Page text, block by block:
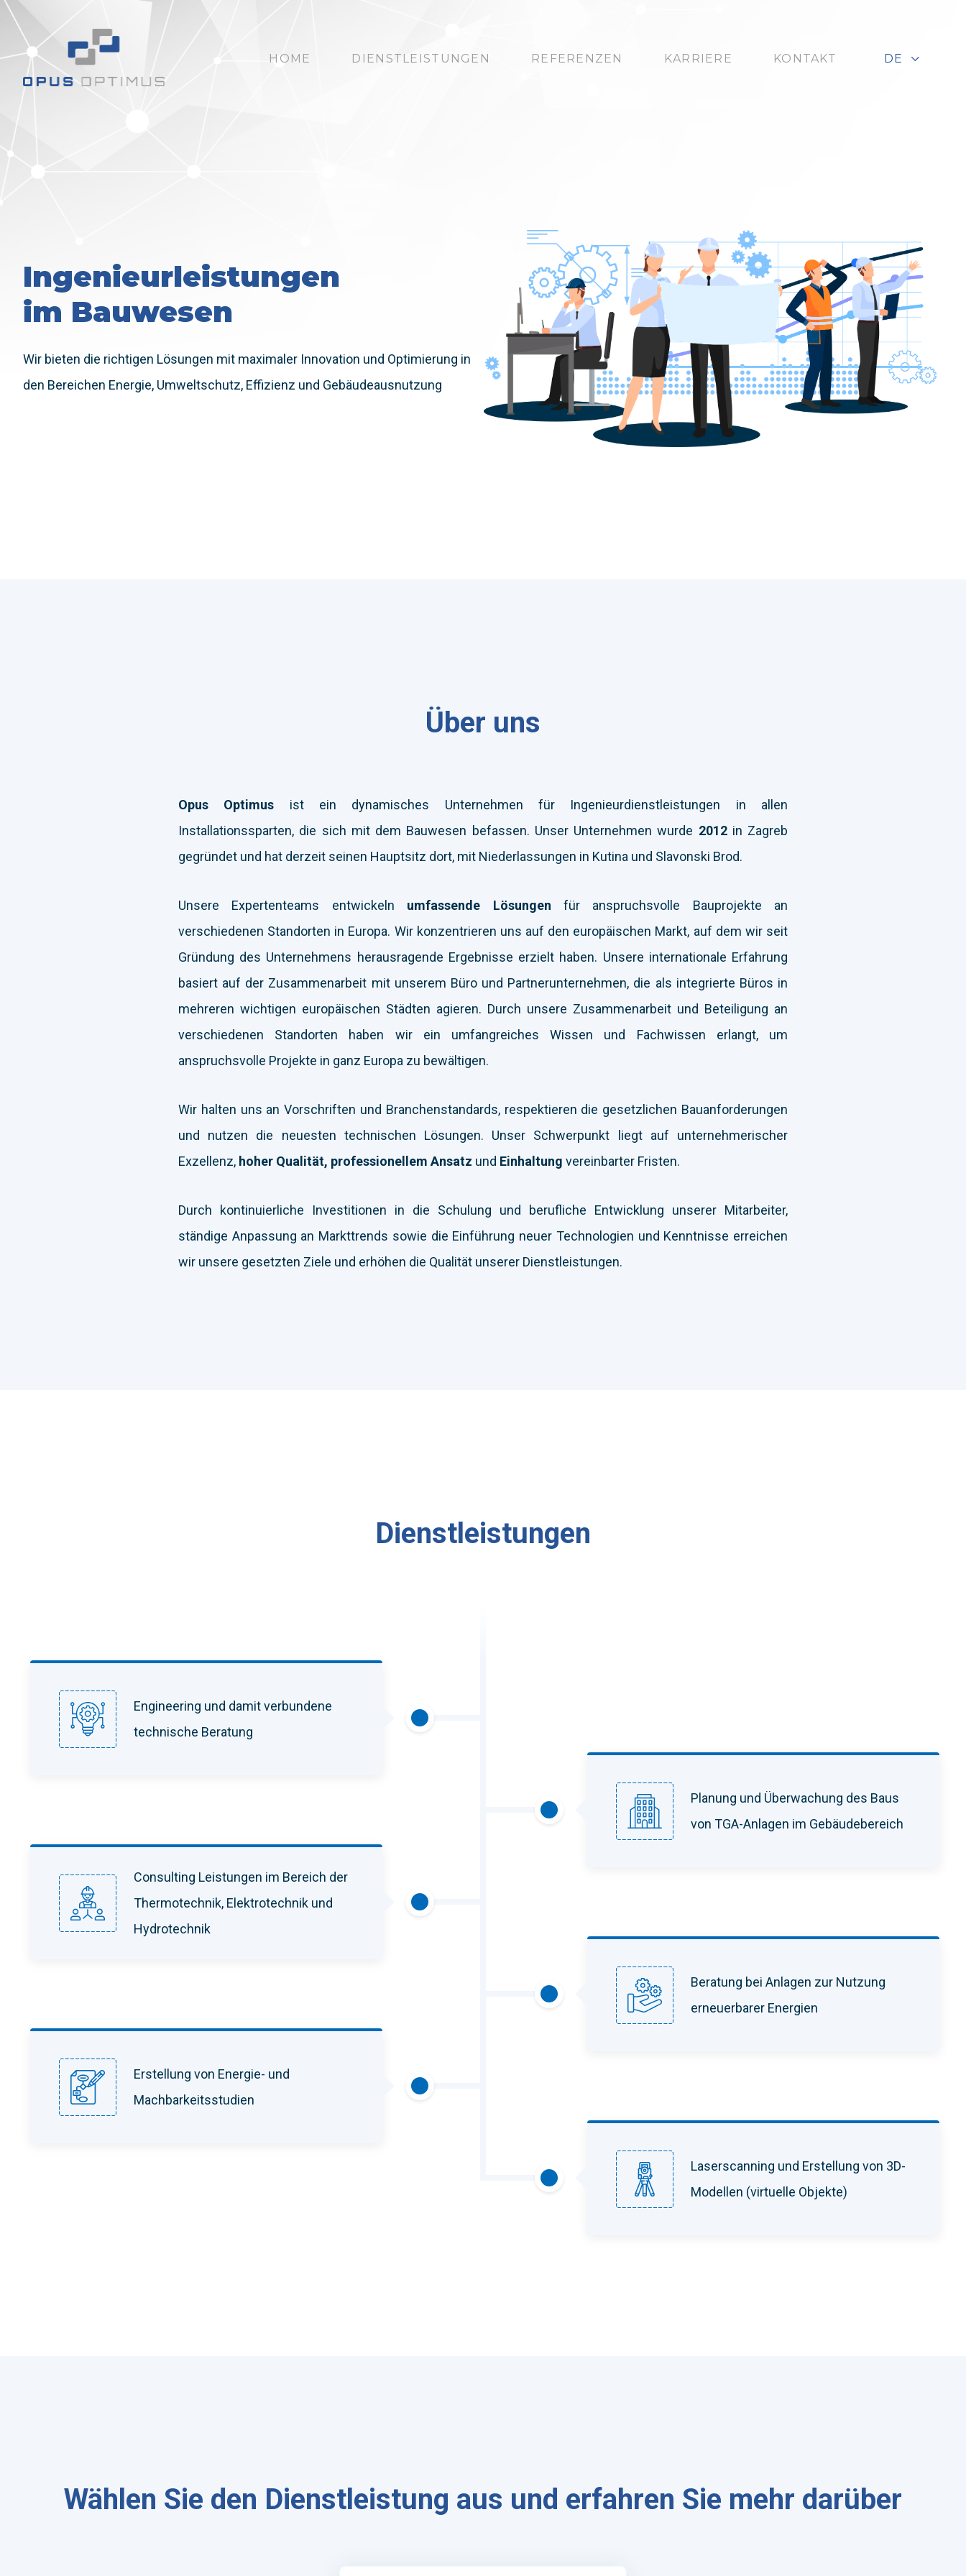
HOME DIENSTLEISTUNGEN REFERENZEN KARRIERE KONTAKT DE
Ingenieurleistungen
im Bauwesen
Wir bieten die richtigen Lösungen mit maximaler Innovation und Optimierung in
den Bereichen Energie, Umweltschutz, Effizienz und Gebäudeausnutzung
Über uns
Opus Optimus ist ein dynamisches Unternehmen für Ingenieurdienstleistungen in allen
Installationssparten, die sich mit dem Bauwesen befassen. Unser Unternehmen wurde 2012in Zagreb
gegründet und hat derzeit seinen Hauptsitz dort, mit Niederlassungen in Kutina und Slavonski Brod.
Unsere Expertenteams entwickeln umfassende Lösungen für anspruchsvolle Bauprojekte an
verschiedenen Standorten in Europa. Wir konzentrieren uns auf den europäischen Markt, auf dem wir seit
Gründung des Unternehmens herausragende Ergebnisse erzielt haben. Unsere internationale Erfahrung
basiert auf der Zusammenarbeit mit unserem Büro und Partnerunternehmen, die als integrierte Büros in
mehreren wichtigen europäischen Städten agieren. Durch unsere Zusammenarbeit und Beteiligung an
verschiedenen Standorten haben wir ein umfangreiches Wissen und Fachwissen erlangt, um
anspruchsvolle Projekte in ganz Europa zu bewältigen.
Wir halten uns an Vorschriften und Branchenstandards, respektieren die gesetzlichen Bauanforderungen
und nutzen die neuesten technischen Lösungen. Unser Schwerpunkt liegt auf unternehmerischer
Exzellenz, hoher Qualität, professionellem Ansatz und Einhaltung vereinbarter Fristen.
Durch kontinuierliche Investitionen in die Schulung und berufliche Entwicklung unserer Mitarbeiter,
ständige Anpassung an Markttrends sowie die Einführung neuer Technologien und Kenntnisse erreichen
wir unsere gesetzten Ziele und erhöhen die Qualität unserer Dienstleistungen.
Dienstleistungen
Engineering und damit verbundene
technische Beratung
Planung und Überwachung des Baus
von TGA-Anlagen im Gebäudebereich
Consulting Leistungen im Bereich der
Thermotechnik, Elektrotechnik und
Hydrotechnik
Beratung bei Anlagen zur Nutzung
erneuerbarer Energien
Erstellung von Energie- und
Machbarkeitsstudien
Laserscanning und Erstellung von 3D-
Modellen (virtuelle Objekte)
Wählen Sie den Dienstleistung aus und erfahren Sie mehr darüber